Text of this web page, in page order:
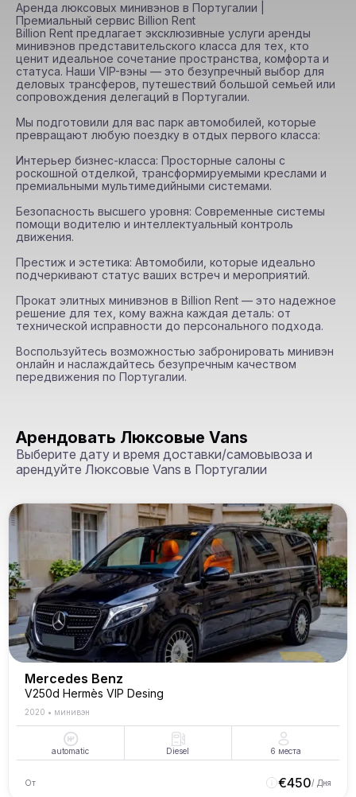
Аренда люксовых минивэнов в Португалии |
Премиальный сервис Billion Rent
Billion Rent предлагает эксклюзивные услуги аренды
минивэнов представительского класса для тех, кто
ценит идеальное сочетание пространства, комфорта и
статуса. Наши VIP-вэны — это безупречный выбор для
деловых трансферов, путешествий большой семьей или
сопровождения делегаций в Португалии.
Мы подготовили для вас парк автомобилей, которые
превращают любую поездку в отдых первого класса:
Интерьер бизнес-класса: Просторные салоны с
роскошной отделкой, трансформируемыми креслами и
премиальными мультимедийными системами.
Безопасность высшего уровня: Современные системы
помощи водителю и интеллектуальный контроль
движения.
Престиж и эстетика: Автомобили, которые идеально
подчеркивают статус ваших встреч и мероприятий.
Прокат элитных минивэнов в Billion Rent — это надежное
решение для тех, кому важна каждая деталь: от
технической исправности до персонального подхода.
Воспользуйтесь возможностью забронировать минивэн
онлайн и наслаждайтесь безупречным качеством
передвижения по Португалии.
Арендовать Люксовые Vans
Выберите дату и время доставки/самовывоза и
арендуйте Люксовые Vans в Португалии
Mercedes Benz
V250d Hermès VIP Desing
2020 • минивэн
automatic Diesel 6 места
От €450/ Дня